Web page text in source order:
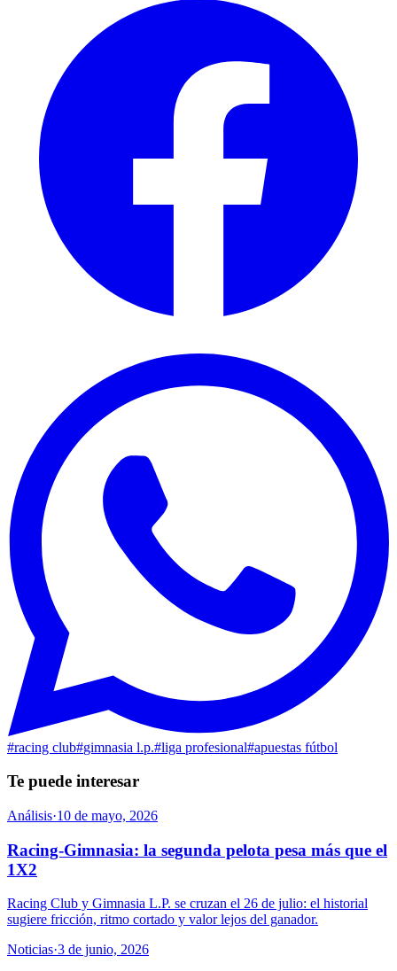
#racing club#gimnasia l.p.#liga profesional#apuestas fútbol
Te puede interesar
Análisis·10 de mayo, 2026
Racing-Gimnasia: la segunda pelota pesa más que el
1X2
Racing Club y Gimnasia L.P. se cruzan el 26 de julio: el historial
sugiere fricción, ritmo cortado y valor lejos del ganador.
Noticias·3 de junio, 2026